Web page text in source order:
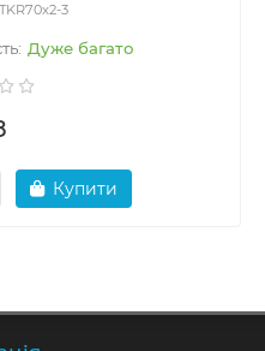
TKR70x2-3
Дуже багато
Купити